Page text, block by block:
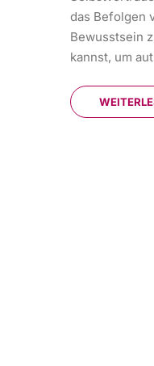
das Befolgen
Bewusstsein
kannst, um